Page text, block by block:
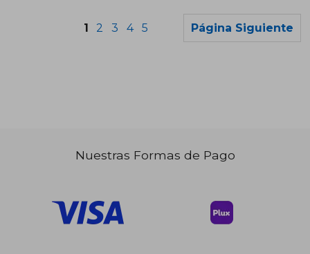
$ 53.16 40%
1 2 3 4 5 Página Siguiente
Nuestras Formas de Pago